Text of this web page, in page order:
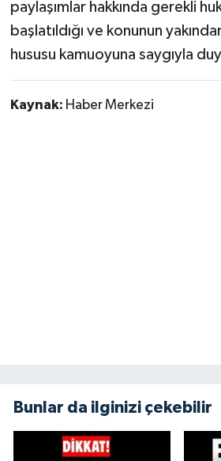
paylaşımlar hakkında gerekli
başlatıldığı ve konunun
hususu kamuoyuna saygıyla
Kaynak: Haber Merkezi
Bunlar da ilginizi çekebilir